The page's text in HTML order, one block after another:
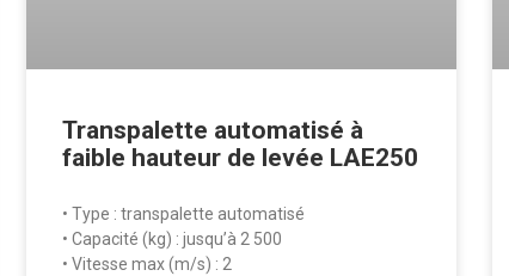
Transpalette automatisé à
faible hauteur de levée LAE250
• Type : transpalette automatisé
• Capacité (kg) : jusqu’à 2 500
• Vitesse max (m/s) : 2